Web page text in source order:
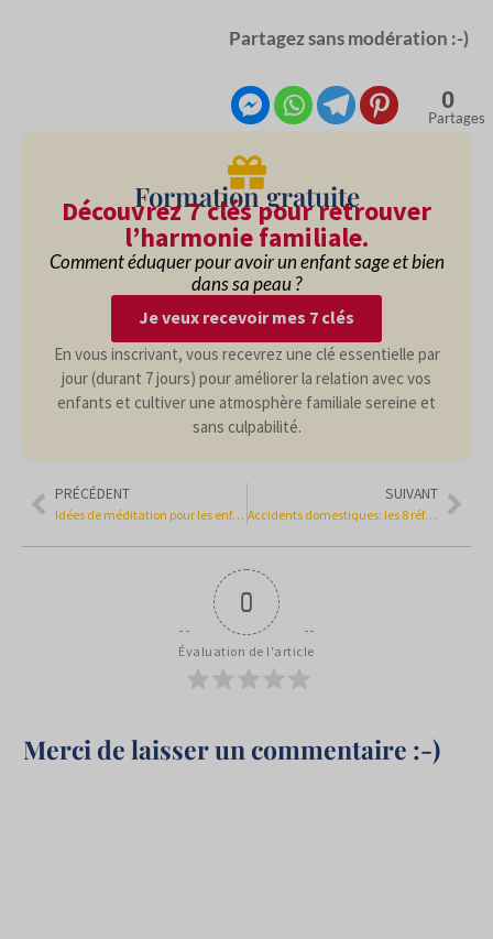
Partagez sans modération :-)
0
Partages
Formation gratuite
Découvrez 7 clés pour retrouver
l’harmonie familiale.
Comment éduquer pour avoir un enfant sage et bien
dans sa peau ?
Je veux recevoir mes 7 clés
En vous inscrivant, vous recevrez une clé essentielle par
jour (durant 7 jours) pour améliorer la relation avec vos
enfants et cultiver une atmosphère familiale sereine et
sans culpabilité.
PRÉCÉDENT
Idées de méditation pour les enfants
SUIVANT
Accidents domestiques: les 8 réflexes préventifs
0
Évaluation de l'article
Merci de laisser un commentaire :-)